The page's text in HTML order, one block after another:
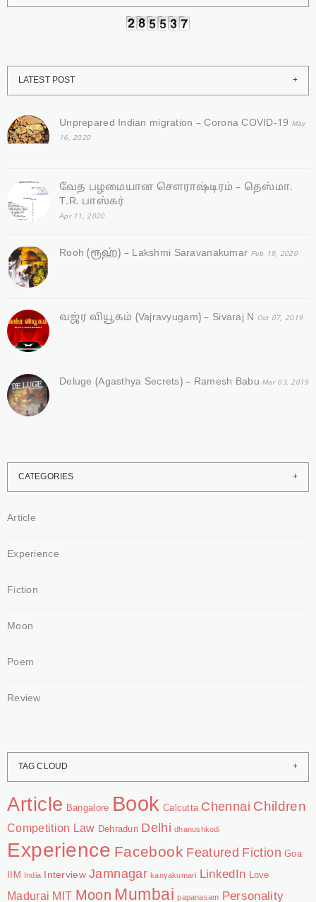
LATEST POST
Unprepared Indian migration – Corona COVID-19 May
16, 2020
வேத பழமையான சௌராஷ்டிரம் – தெஸ்மா.
T.R. பாஸ்கர்
Apr 11, 2020
Rooh (ரூஹ்) – Lakshmi Saravanakumar Feb 19, 2020
வஜ்ர‌ வியூகம் (Vajravyugam) – Sivaraj N Oct 07, 2019
Deluge (Agasthya Secrets) – Ramesh Babu Mar 03, 2019
CATEGORIES
Article
Experience
Fiction
Moon
Poem
Review
TAG CLOUD
Article Bangalore Book Calcutta Chennai Children
Competition Law Dehradun Delhi dhanushkodi
Experience Facebook Featured Fiction Goa
IIM India Interview Jamnagar kanyakumari LinkedIn Love
Madurai MIT Moon Mumbai papanasam Personality